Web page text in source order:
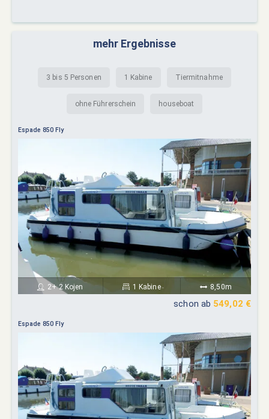
mehr Ergebnisse
3 bis 5 Personen 1 Kabine Tiermitnahme
ohne Führerschein houseboat
Espade 850 Fly
2+ 2 Kojen 1 Kabine 8,50m
schon ab 549,02 €
Espade 850 Fly